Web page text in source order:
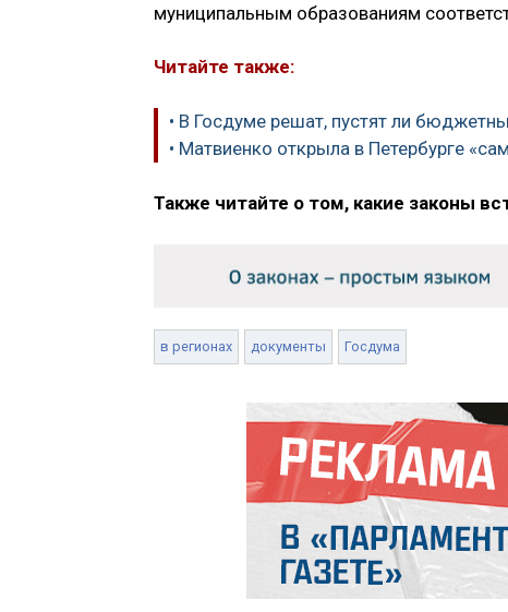
муниципальным образованиям
Читайте также:
• В Госдуме решат, пустят ли
• Матвиенко открыла в Петербурге
Также читайте о том, какие законы
в регионах документы Госдума